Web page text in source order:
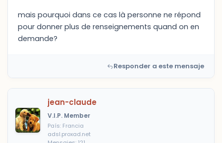
mais pourquoi dans ce cas là personne ne répond
pour donner plus de renseignements quand on en
demande?
Responder a este mensaje
jean-claude
V.I.P. Member
País: Francia
adsl.proxad.net